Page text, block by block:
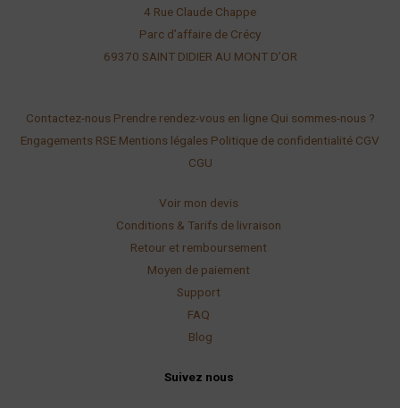
4 Rue Claude Chappe
Parc d’affaire de Crécy
69370 SAINT DIDIER AU MONT D’OR
Contactez-nous Prendre rendez-vous en ligne Qui sommes-nous ?
Engagements RSE Mentions légales Politique de confidentialité CGV
CGU
Voir mon devis
Conditions & Tarifs de livraison
Retour et remboursement
Moyen de paiement
Support
FAQ
Blog
Suivez nous